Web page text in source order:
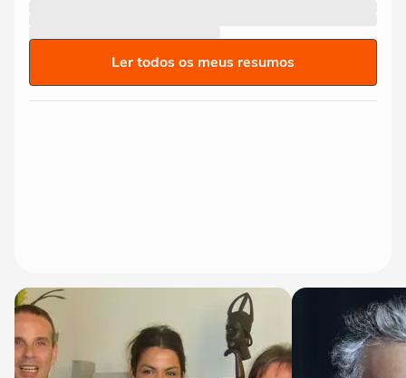
Ler todos os meus resumos